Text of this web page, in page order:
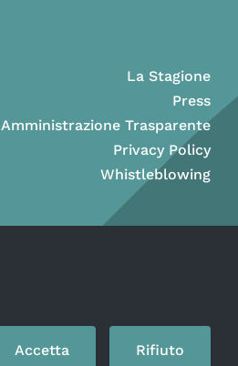
La Stagione
Press
Amministrazione Trasparente
Privacy Policy
Whistleblowing
Accetta Rifiuto